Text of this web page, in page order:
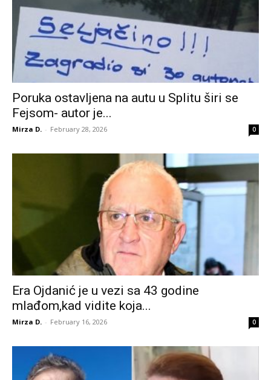
Poruka ostavljena na autu u Splitu širi se
Fejsom- autor je...
Mirza D. - February 28, 2026 0
Era Ojdanić je u vezi sa 43 godine
mlađom,kad vidite koja...
Mirza D. - February 16, 2026 0